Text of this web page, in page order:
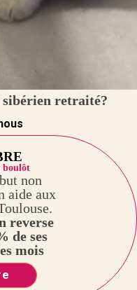
sibérien retraité?
boulôt
non
aide aux
reverse
de ses
mois